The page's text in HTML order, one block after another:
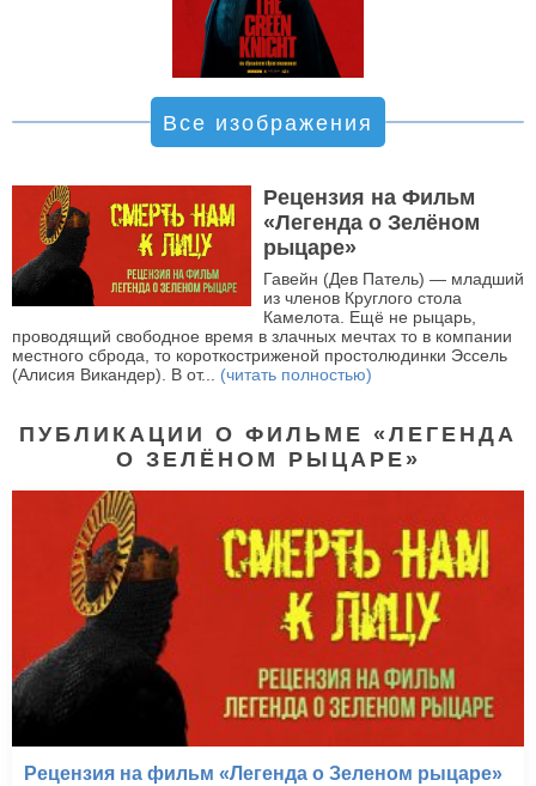
Все изображения
Рецензия на Фильм
«Легенда о Зелёном
рыцаре»
Гавейн (Дев Патель) — младший
из членов Круглого стола
Камелота. Ещё не рыцарь,
проводящий свободное время в злачных мечтах то в компании
местного сброда, то короткостриженой простолюдинки Эссель
(Алисия Викандер). В от... (читать полностью)
ПУБЛИКАЦИИ О ФИЛЬМЕ «ЛЕГЕНДА
О ЗЕЛЁНОМ РЫЦАРЕ»
Рецензия на фильм «Легенда о Зеленом рыцаре»